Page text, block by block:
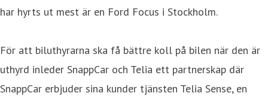
har hyrts ut mest är en Ford Focus i Stockholm.
För att biluthyrarna ska få bättre koll på bilen när den är
uthyrd inleder SnappCar och Telia ett partnerskap där
SnappCar erbjuder sina kunder tjänsten Telia Sense, en